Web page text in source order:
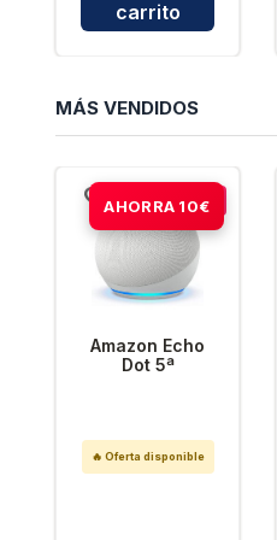
carrito
MÁS VENDIDOS
AHORRA 10€
-15%
Amazon Echo
Dot 5ª
🔥 Oferta disponible